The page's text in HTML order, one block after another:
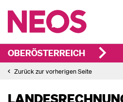
OBERÖSTERREICH
Zurück zur vorherigen Seite